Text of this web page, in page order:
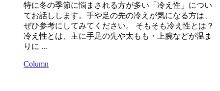
特に冬の季節に悩まされる方が多い「冷え性」につい
てお話しします。手や足の先の冷えが気になる方は、
ぜひ参考にしてみてください。 そもそも冷え性とは？
冷え性とは、主に手足の先や太もも・上腕などが温ま
りに ...
Column